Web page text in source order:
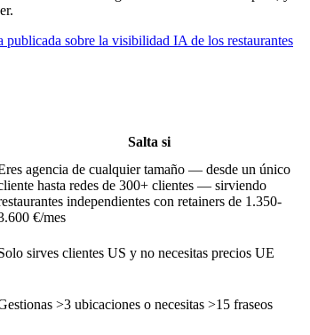
publicada sobre la visibilidad IA de los restaurantes
Salta si
agencia de cualquier tamaño — desde un único
hasta redes de 300+ clientes — sirviendo
independientes con retainers de 1.350-
€/mes
sirves clientes US y no necesitas precios UE
>3 ubicaciones o necesitas >15 fraseos